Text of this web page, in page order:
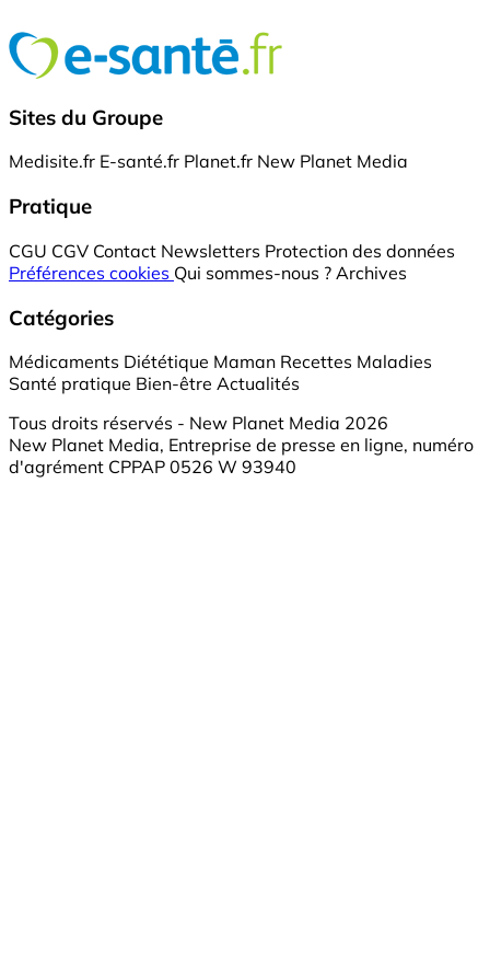
Sites du Groupe
Medisite.fr E-santé.fr Planet.fr New Planet Media
Pratique
CGU CGV Contact Newsletters Protection des données
Préférences cookies Qui sommes-nous ? Archives
Catégories
Médicaments Diététique Maman Recettes Maladies
Santé pratique Bien-être Actualités
Tous droits réservés - New Planet Media 2026
New Planet Media, Entreprise de presse en ligne, numéro
d'agrément CPPAP 0526 W 93940